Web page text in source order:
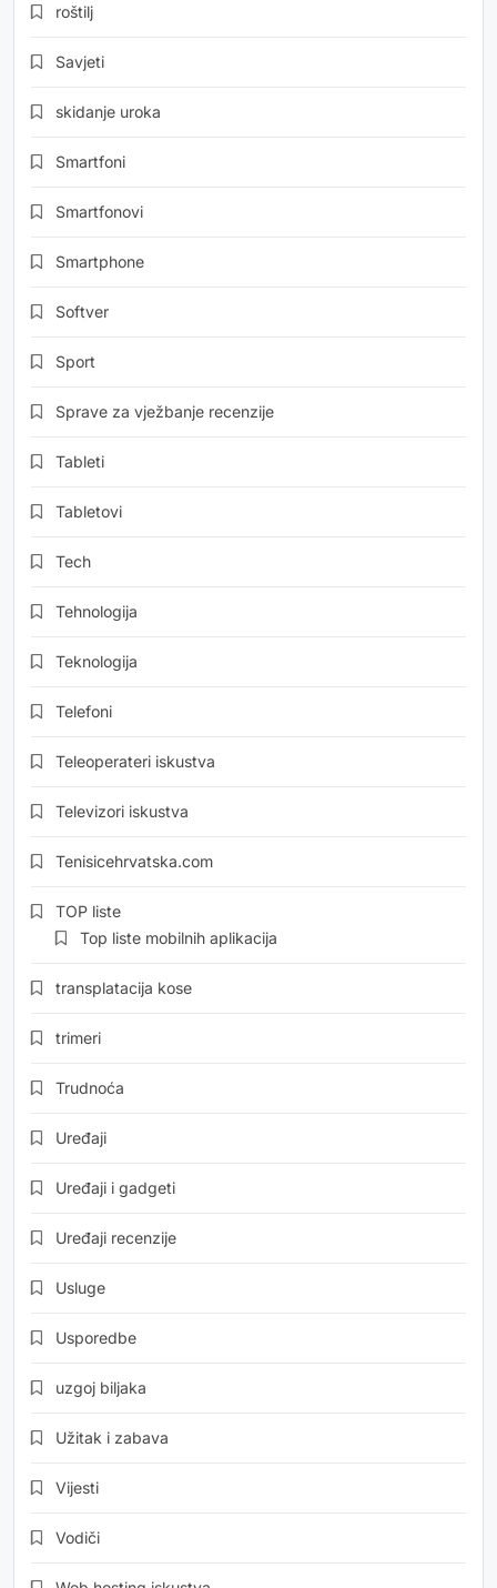
roštilj
Savjeti
skidanje uroka
Smartfoni
Smartfonovi
Smartphone
Softver
Sport
Sprave za vježbanje recenzije
Tableti
Tabletovi
Tech
Tehnologija
Teknologija
Telefoni
Teleoperateri iskustva
Televizori iskustva
Tenisicehrvatska.com
TOP liste
Top liste mobilnih aplikacija
transplatacija kose
trimeri
Trudnoća
Uređaji
Uređaji i gadgeti
Uređaji recenzije
Usluge
Usporedbe
uzgoj biljaka
Užitak i zabava
Vijesti
Vodiči